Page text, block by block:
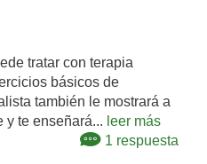
tratar con terapia
básicos de
también le mostrará a
y te enseñará... leer más
1 respuesta